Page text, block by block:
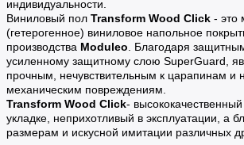
индивидуальности.
Виниловый пол Transform Wood Click - это
(гетерогенное) виниловое напольное
производства Moduleo. Благодаря
усиленному защитному слою SuperGuard,
прочным, нечувствительным к царапинам и
механическим повреждениям.
Transform Wood Click-
укладке, неприхотливый в эксплуатации, а
размерам и искусной имитации различных